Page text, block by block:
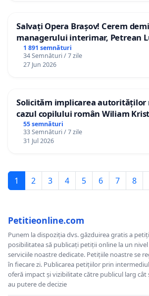
Salvați Opera Brașov! Cerem
managerului interimar, Petrean
1 891 semnături
34 Semnături / 7 zile
27 Jun 2026
Solicităm implicarea autorităților
cazul copilului român Wiliam
Gheorghe, aflat în plasament în
12 ani
55 semnături
33 Semnături / 7 zile
31 Jul 2026
1 2 3 4 5 6 7 8
Petitieonline.com
Punem la dispoziția dvs. găzduirea gratis a
posibilitatea să publicați petiții online la un
serviciile noastre dedicate. Petițiile noastre se
în fiecare zi. Publicarea petițiilor prin
oferă impact și vizibilitate către publicul larg cât
au putere de decizie